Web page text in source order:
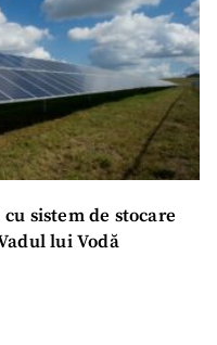
sistem de stocare
lui Vodă